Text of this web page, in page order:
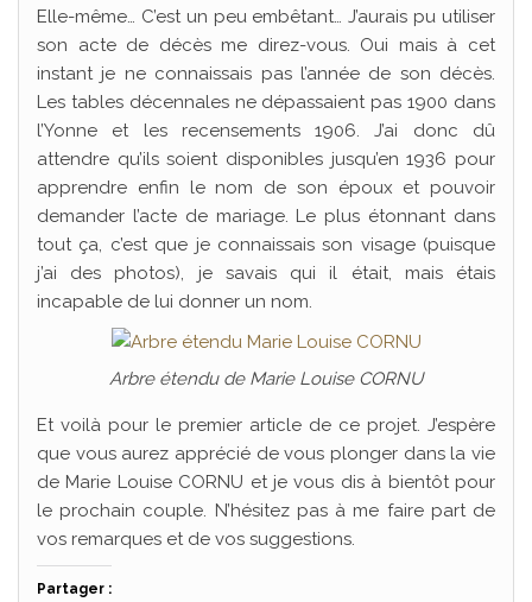
Elle-même… C’est un peu embêtant… J’aurais pu utiliser
son acte de décès me direz-vous. Oui mais à cet
instant je ne connaissais pas l’année de son décès.
Les tables décennales ne dépassaient pas 1900 dans
l’Yonne et les recensements 1906. J’ai donc dû
attendre qu’ils soient disponibles jusqu’en 1936 pour
apprendre enfin le nom de son époux et pouvoir
demander l’acte de mariage. Le plus étonnant dans
tout ça, c’est que je connaissais son visage (puisque
j’ai des photos), je savais qui il était, mais étais
incapable de lui donner un nom.
Arbre étendu de Marie Louise CORNU
Et voilà pour le premier article de ce projet. J’espère
que vous aurez apprécié de vous plonger dans la vie
de Marie Louise CORNU et je vous dis à bientôt pour
le prochain couple. N’hésitez pas à me faire part de
vos remarques et de vos suggestions.
Partager :